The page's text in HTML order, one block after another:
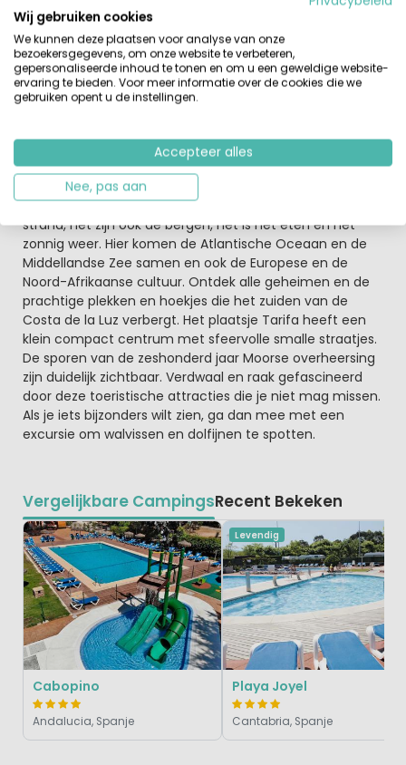
keer mee aan een zumba-les of een van de
yogacursussen. Ook zijn er diverse sportvelden op het
campingterrein. Verder biedt het restaurant op de
camping een gevarieerde kaart met allerlei lokale en
regionale specialiteiten. Op het terrein van Taïga Tarifa
maaltijd kunt bereiden.
Zon, zee, strand en nog veel meer
De kust van Tarifa betekent niet alleen een hagelwit
strand, het zijn ook de bergen, het is het eten en het
zonnig weer. Hier komen de Atlantische Oceaan en de
Middellandse Zee samen en ook de Europese en de
Noord-Afrikaanse cultuur. Ontdek alle geheimen en de
prachtige plekken en hoekjes die het zuiden van de
Costa de la Luz verbergt. Het plaatsje Tarifa heeft een
klein compact centrum met sfeervolle smalle straatjes.
De sporen van de zeshonderd jaar Moorse overheersing
zijn duidelijk zichtbaar. Verdwaal en raak gefascineerd
door deze toeristische attracties die je niet mag missen.
Als je iets bijzonders wilt zien, ga dan mee met een
excursie om walvissen en dolfijnen te spotten.
Vergelijkbare CampingsRecent Bekeken
Cabopino
Andalucia, Spanje
Levendig
Playa Joyel
Cantabria, Spanje
Wij gebruiken cookies
We kunnen deze plaatsen voor analyse van onze
bezoekersgegevens, om onze website te verbeteren,
gepersonaliseerde inhoud te tonen en om u een geweldige website-
ervaring te bieden. Voor meer informatie over de cookies die we
gebruiken opent u de instellingen.
Accepteer alles
Nee, pas aan